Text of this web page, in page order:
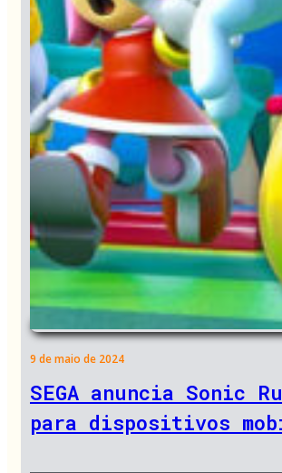
9 de maio de 2024
SEGA anuncia Sonic
para dispositivos